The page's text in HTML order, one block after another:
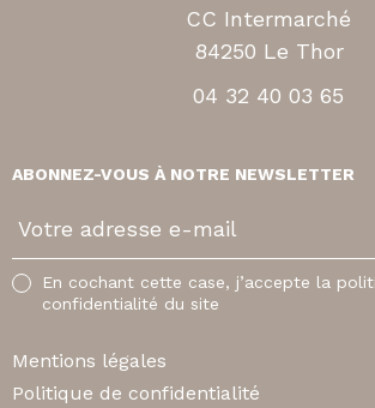
CC Intermarché
84250 Le Thor
04 32 40 03 65
ABONNEZ-VOUS À NOTRE NEWSLETTER
t
r
a
d
En cochant cette case, j’accepte la
confidentialité du site
Mentions légales
Politique de confidentialité